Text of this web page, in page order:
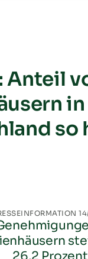
Anteil
in
so